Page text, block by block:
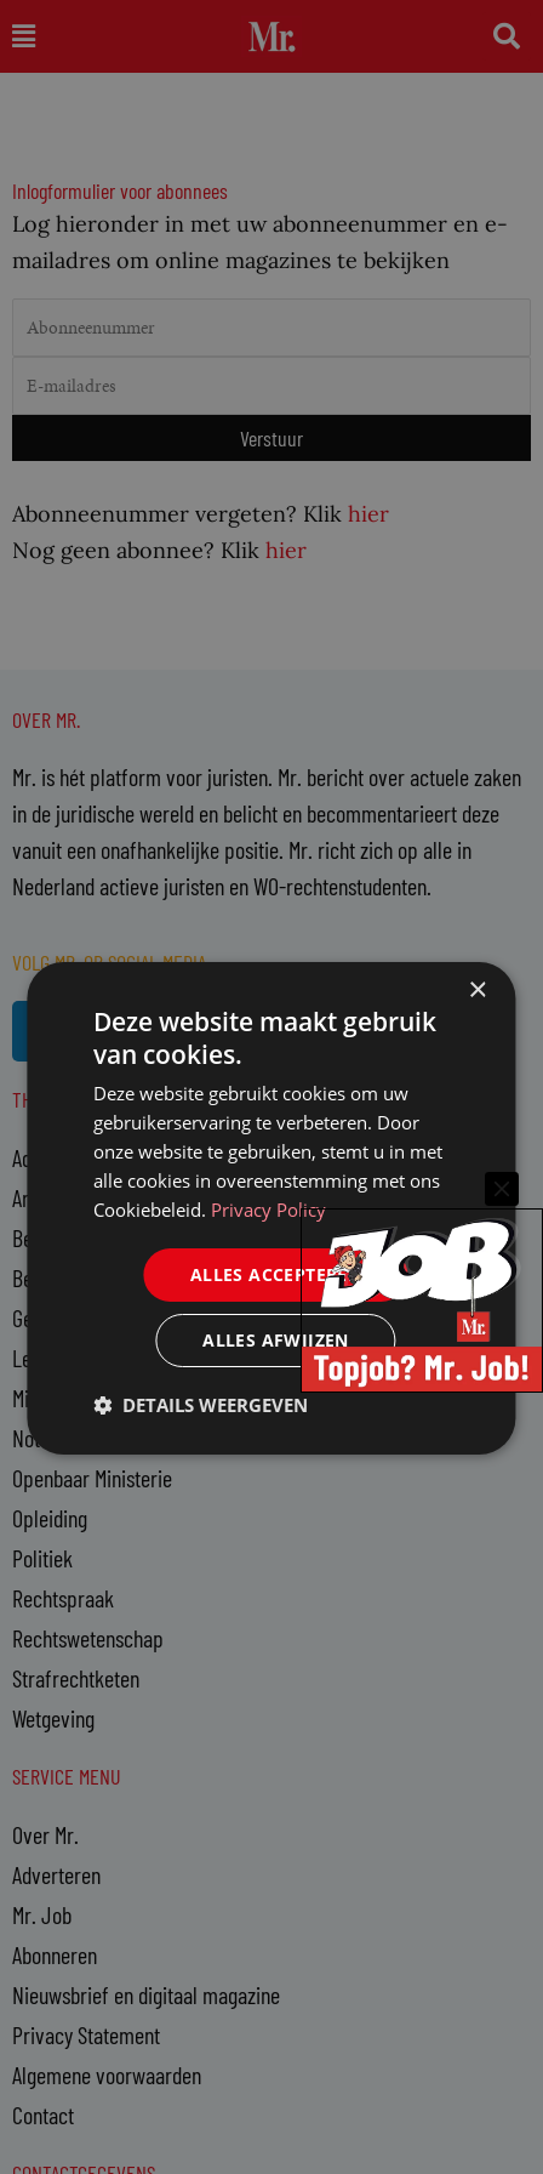
naar
Main
Menu
Inlogformulier voor abonnees
Log hieronder in met uw abonneenummer en e-
mailadres om online magazines te bekijken
Abonneenummer vergeten? Klik hier
Nog geen abonnee? Klik hier
OVER MR.
Mr. is hét platform voor juristen. Mr. bericht over actuele zaken
in de juridische wereld en belicht en becommentarieert deze
vanuit een onafhankelijke positie. Mr. richt zich op alle in
Nederland actieve juristen en WO-rechtenstudenten.
VOLG MR. OP SOCIAL MEDIA
R
s
s
THEMA'S
Advocatuur
Arbeidsmarkt
Bedrijfsjuristen
Bedrijfsvoering
Gerechtsdeurwaarders
Legal Tech
Ministerie van Justitie en Veiligheid
Notariaat
Openbaar Ministerie
Opleiding
Politiek
Rechtspraak
Rechtswetenschap
Strafrechtketen
Wetgeving
SERVICE MENU
Over Mr.
Adverteren
Mr. Job
Abonneren
Nieuwsbrief en digitaal magazine
Privacy Statement
Algemene voorwaarden
Contact
×
Deze website maakt gebruik
van cookies.
Deze website gebruikt cookies om uw
gebruikerservaring te verbeteren. Door
onze website te gebruiken, stemt u in met
alle cookies in overeenstemming met ons
Cookiebeleid. Privacy Policy
ALLES ACCEPTEREN
ALLES AFWIJZEN
DETAILS WEERGEVEN